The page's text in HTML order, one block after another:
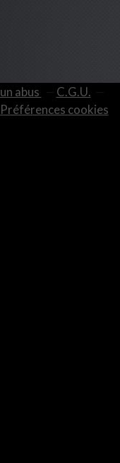
abus
C.G.U.
Préférences cookies